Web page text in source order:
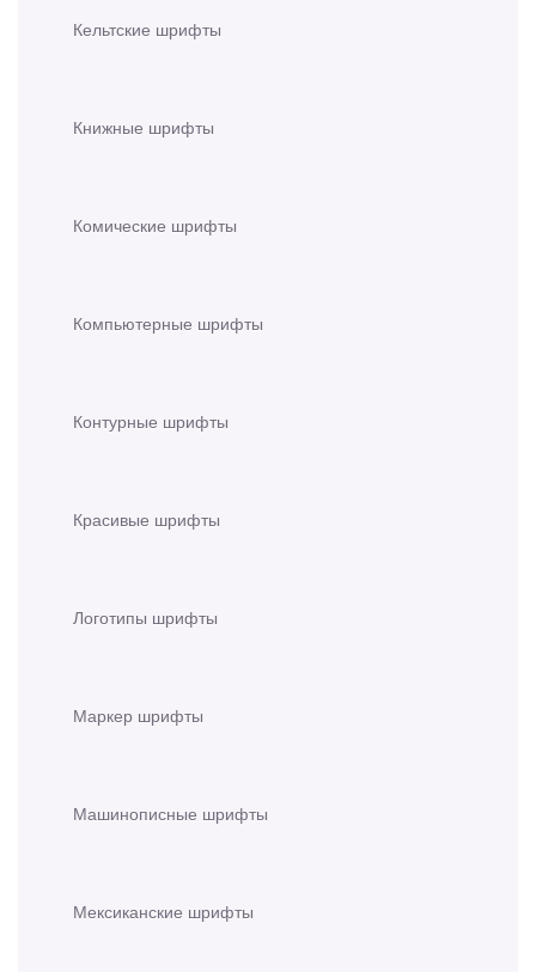
Кельтские шрифты
Книжные шрифты
Комические шрифты
Компьютерные шрифты
Контурные шрифты
Красивые шрифты
Логотипы шрифты
Маркер шрифты
Машинописные шрифты
Мексиканские шрифты